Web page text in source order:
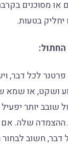
או מסוכנים
בטעות.
לכל דבר,
ושקט, או שמא
שובב יותר יפעיל
ההצמדה שלה.
חשוב לבחור